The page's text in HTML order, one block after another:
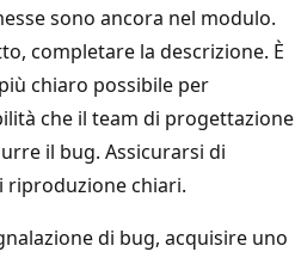
sono ancora nel modulo.
completare la descrizione. È
chiaro possibile per
che il team di progettazione
il bug. Assicurarsi di
riproduzione chiari.
di bug, acquisire uno